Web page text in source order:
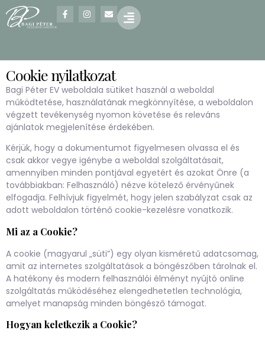
Cookie nyilatkozat
Bagi Péter EV weboldala sütiket használ a weboldal
működtetése, használatának megkönnyítése, a weboldalon
végzett tevékenység nyomon követése és releváns
ajánlatok megjelenítése érdekében.
Kérjük, hogy a dokumentumot figyelmesen olvassa el és
csak akkor vegye igénybe a weboldal szolgáltatásait,
amennyiben minden pontjával egyetért és azokat Önre (a
továbbiakban: Felhasználó) nézve kötelező érvényűnek
elfogadja. Felhívjuk figyelmét, hogy jelen szabályzat csak az
adott weboldalon történő cookie-kezelésre vonatkozik.
Mi az a Cookie?
A cookie (magyarul „süti”) egy olyan kisméretű adatcsomag,
amit az internetes szolgáltatások a böngészőben tárolnak el.
A hatékony és modern felhasználói élményt nyújtó online
szolgáltatás működéséhez elengedhetetlen technológia,
amelyet manapság minden böngésző támogat.
Hogyan keletkezik a Cookie?